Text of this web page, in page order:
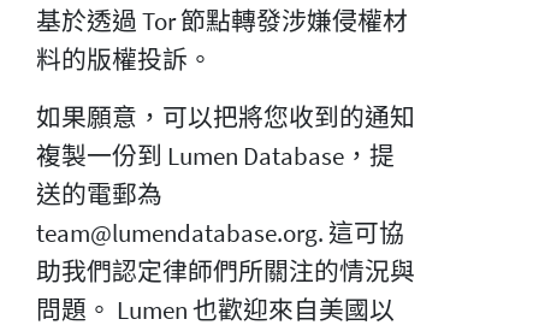
基於透過 Tor 節點轉發涉嫌侵權材
料的版權投訴。
如果願意，可以把將您收到的通知
複製一份到 Lumen Database，提
送的電郵為
team@lumendatabase.org. 這可協
助我們認定律師們所關注的情況與
問題。 Lumen 也歡迎來自美國以